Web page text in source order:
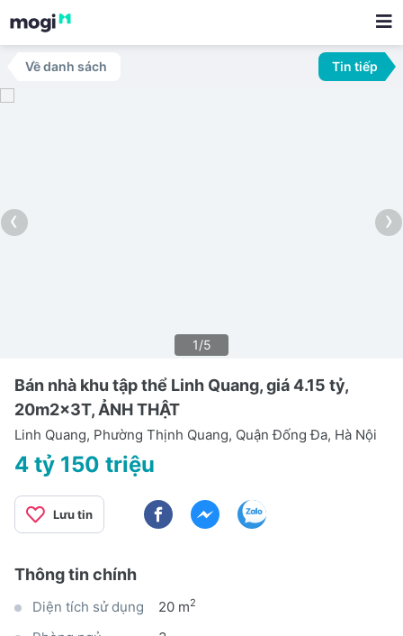
Về danh sách Tin tiếp
‹ ›
1/5
Bán nhà khu tập thể Linh Quang, giá 4.15 tỷ,
20m2x3T, ẢNH THẬT
Linh Quang, Phường Thịnh Quang, Quận Đống Đa, Hà Nội
4 tỷ 150 triệu
Lưu tin
Thông tin chính
Diện tích sử dụng 20 m2